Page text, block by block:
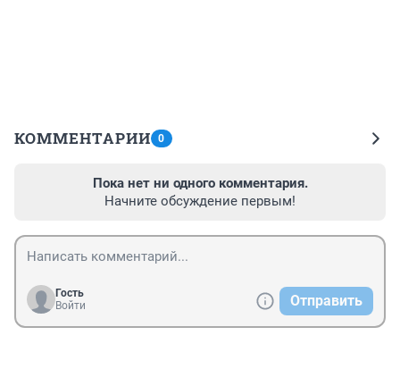
КОММЕНТАРИИ 0
Пока нет ни одного комментария.
Начните обсуждение первым!
Гость
Войти
Отправить